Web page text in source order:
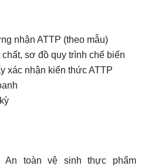
nhận ATTP (theo mẫu)
sơ đồ quy trình chế biến
xác nhận kiến thức ATTP
toàn vệ sinh thực phẩm